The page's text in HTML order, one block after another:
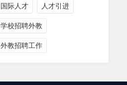
国际人才 人才引进
学校招聘外教
外教招聘工作